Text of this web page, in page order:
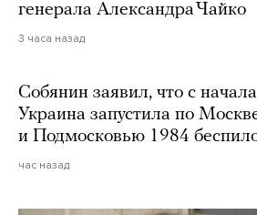
генерала Александра Чайко
3 часа назад
Собянин заявил, что с начала
Украина запустила по
и Подмосковью 1984
час назад